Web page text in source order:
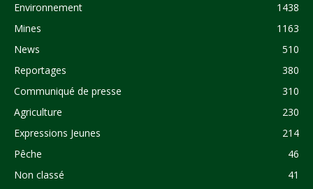
Environnement
1438
Mines
1163
News
510
Reportages
380
Communiqué de presse
310
Agriculture
230
Expressions Jeunes
214
Pêche
46
Non classé
41